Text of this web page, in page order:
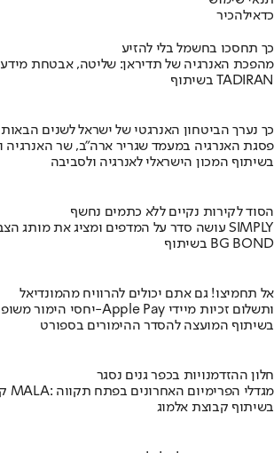
כדאילהכיר
כך תחסכו בחשמל בלי להזיע
מהפכת האנרגיה של תדיראן: שליטה, אבטחת מידע
בשיתוף TADIRAN
כך נערך הביטחון האנרגטי של ישראל לשנים הבאות
פסגת האנרגיה במעמד שגריר ארה"ב, שר האנרגיה
בשיתוף המכון הישראלי לאנרגיה ולסביבה
הסוד לקירות נקיים ללא כתמים נחשף
מומחה BG BOND עושה סדר על המדפים ומציג את מותג הצבע SIMPLY
בשיתוף BG BOND
אל תחמיצו! גם אתם יכולים להרוויח מהמונדיאל
יחסי הימור משופרים, הפקדות ב-Apple Pay ותשלום זכיות מיידי
בשיתוף המועצה להסדר ההימורים בספורט
חלון ההזדמנויות בכפר גנים נסגר
קבוצת אלמוג מציגה את פרויקט MALA: מגדלי הפרימיום האחרונים בפתח תקווה
בשיתוף קבוצת אלמוג